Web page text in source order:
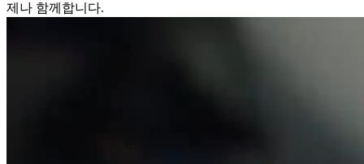
제나 함께합니다.